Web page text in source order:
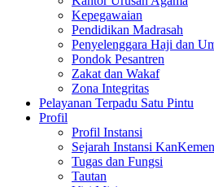
Kepegawaian
Pendidikan Madrasah
Penyelenggara Haji dan
Pondok Pesantren
Zakat dan Wakaf
Zona Integritas
Pelayanan Terpadu Satu Pintu
Profil
Profil Instansi
Sejarah Instansi
Tugas dan Fungsi
Tautan